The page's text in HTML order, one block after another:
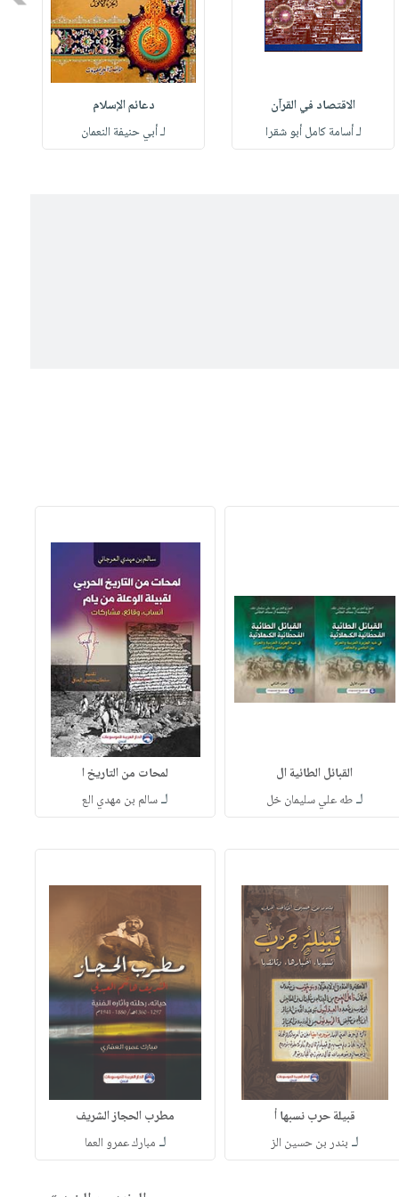
الاقتصاد في القرآن
لـ أسامة كامل أبو شقرا
دعائم الإسلام
لـ أبي حنيفة النعمان
القبائل الطائية ال
لـطه علي سليمان خل
لمحات من التاريخ ا
لـسالم بن مهدي الع
قبيلة حرب نسبها أ
لـ بندر بن حسين الز
مطرب الحجاز الشريف
لـ مبارك عمرو العما